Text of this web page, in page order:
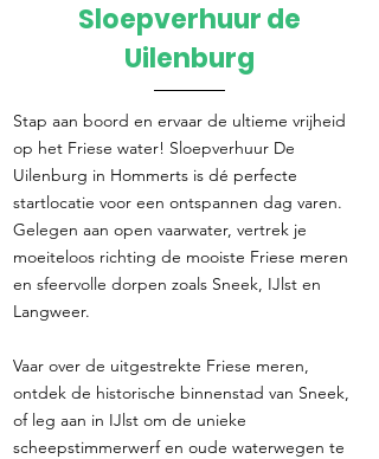
Direct reserveren
Sloepverhuur de
Uilenburg
Stap aan boord en ervaar de ultieme vrijheid
op het Friese water! Sloepverhuur De
Uilenburg in Hommerts is dé perfecte
startlocatie voor een ontspannen dag varen.
Gelegen aan open vaarwater, vertrek je
moeiteloos richting de mooiste Friese meren
en sfeervolle dorpen zoals Sneek, IJlst en
Langweer.
Vaar over de uitgestrekte Friese meren,
ontdek de historische binnenstad van Sneek,
of leg aan in IJlst om de unieke
scheepstimmerwerf en oude waterwegen te